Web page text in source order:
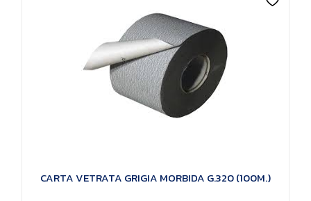
CARTA VETRATA GRIGIA MORBIDA G.320 (100M.)